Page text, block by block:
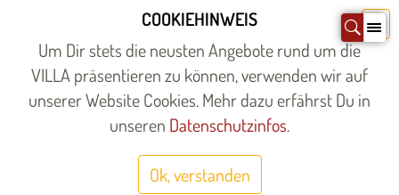
COOKIEHINWEIS
Um Dir stets die neusten Angebote rund um die
VILLA präsentieren zu können, verwenden wir auf
unserer Website Cookies. Mehr dazu erfährst Du in
unseren Datenschutzinfos.
Ok, verstanden
X
springen
Startseite»Mitgestalten »Ehrenamt»Haus der Begegnung
EHRENAMT IM HAUS DER
BEGEGNUNG PLAGWITZ